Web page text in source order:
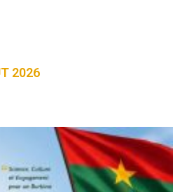
2026